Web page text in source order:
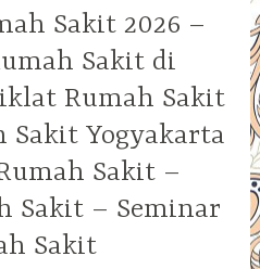
Sakit 2026 –
Sakit di
Rumah Sakit
Sakit Yogyakarta
Sakit –
Sakit – Seminar
Sakit